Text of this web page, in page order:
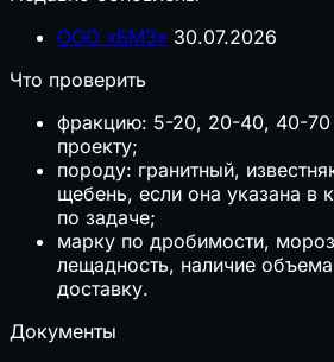
ООО «БМЗ» 30.07.2026
Что проверить
фракцию: 5-20, 20-40, 40-
проекту;
породу: гранитный,
щебень, если она указана в
по задаче;
марку по дробимости,
лещадность, наличие
доставку.
Документы